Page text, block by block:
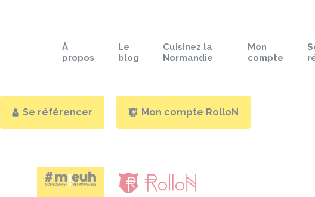
À
propos
Le
blog
Cuisinez la
Normandie
Mon
compte
Se référencer Mon compte RolloN